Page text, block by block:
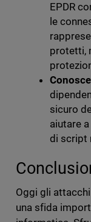
EPDR
le
protetti,
sicuro
aiutare
di script
Oggi gli
una sfida